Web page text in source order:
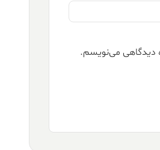
دیدگاهی می‌نویسم.